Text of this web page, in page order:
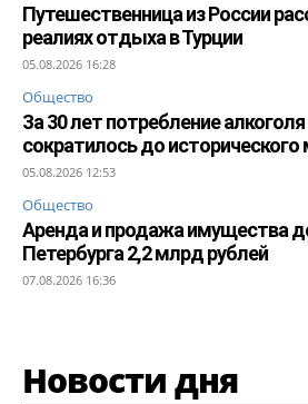
Путешественница из России
реалиях отдыха в Турции
05.08.2026 16:28
Общество
За 30 лет потребление
сократилось до
05.08.2026 12:53
Общество
Аренда и продажа имущества
Петербурга 2,2 млрд рублей
07.08.2026 16:36
Новости дня